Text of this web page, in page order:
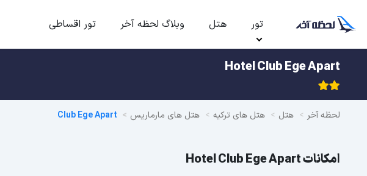
تور هتل وبلاگ لحظه آخر تور اقساطی
Hotel Club Ege Apart
لحظه آخر هتل هتل های ترکیه هتل های مارماریس Club Ege Apart
امکانات Hotel Club Ege Apart